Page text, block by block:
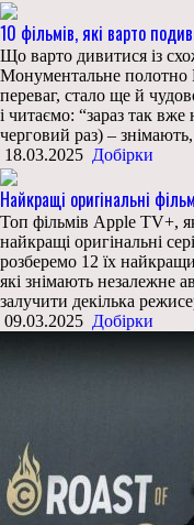
10 фільмів, які варто
Що варто дивитися із
Монументальне полотно
переваг, стало ще й
і читаємо: “зараз так
черговий раз) – знімають,
18.03.2025 Добірки
Найкращі оригінальні
Топ фільмів Apple TV+,
найкращі оригінальні
розберемо 12 їх
які знімають незалежне
залучити декілька
09.03.2025 Добірки